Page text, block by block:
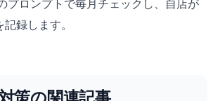
プロンプトで毎月チェックし、自店が
録します。